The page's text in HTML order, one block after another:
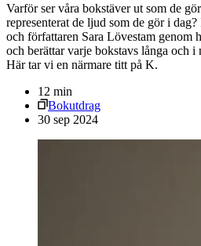
Varför ser våra bokstäver ut som de
representerat de ljud som de gör i
och författaren Sara Lövestam genom
och berättar varje bokstavs långa och
Här tar vi en närmare titt på K.
12 min
Bokutdrag
30 sep 2024